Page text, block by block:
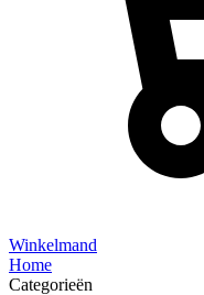
Winkelmand
Home
Categorieën